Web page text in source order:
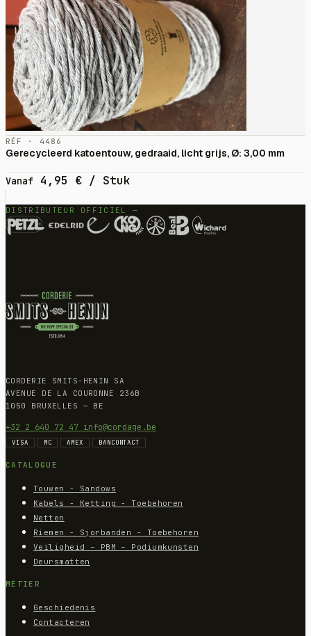
RÉF · 4486
Gerecycleerd katoentouw, gedraaid, licht grijs, Ø: 3,00 mm
Vanaf 4,95 € / Stuk
DISTRIBUTEUR OFFICIEL —
CORDERIE SMITS-HENIN SA
AVENUE DE LA COURONNE 236B
1050 BRUXELLES — BE
+32 2 640 72 47 info@cordage.be
VISA MC AMEX BANCONTACT
CATALOGUE
Touwen - Sandows
Kabels - Ketting - Toebehoren
Netten
Riemen - Sjorbanden - Toebehoren
Veiligheid – PBM – Podiumkunsten
Deursmatten
MÉTIER
Geschiedenis
Contacteren